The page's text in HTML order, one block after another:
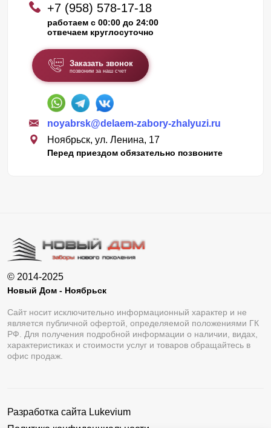
+7 (958) 578-17-18
работаем с 00:00 до 24:00
отвечаем круглосуточно
Заказать звонок
позвоним за наш счет
noyabrsk@delaem-zabory-zhalyuzi.ru
Ноябрьск, ул. Ленина, 17
Перед приездом обязательно позвоните
© 2014-2025
Новый Дом - Ноябрьск
Сайт носит исключительно информационный характер и не
является публичной офертой, определяемой положениями ГК
РФ. Для получения подробной информации о наличии, видах,
характеристиках и стоимости услуг и товаров обращайтесь в
офис продаж.
Разработка сайта Lukevium